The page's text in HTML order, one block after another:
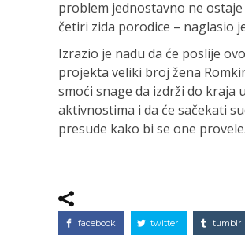
problem jednostavno ne
četiri zida porodice – naglasio
Izrazio je nadu da će poslije
projekta veliki broj žena
smoći snage da izdrži do kraja
aktivnostima i da će sačekati
presude kako bi se one provele.
facebook twitter tumblr